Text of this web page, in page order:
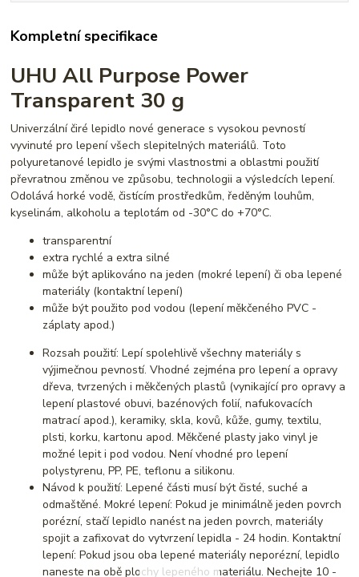
Kompletní specifikace
UHU All Purpose Power
Transparent 30 g
Univerzální čiré lepidlo nové generace s vysokou pevností
vyvinuté pro lepení všech slepitelných materiálů. Toto
polyuretanové lepidlo je svými vlastnostmi a oblastmi použití
převratnou změnou ve způsobu, technologii a výsledcích lepení.
Odolává horké vodě, čistícím prostředkům, ředěným louhům,
kyselinám, alkoholu a teplotám od -30°C do +70°C.
transparentní
extra rychlé a extra silné
může být aplikováno na jeden (mokré lepení) či oba lepené
materiály (kontaktní lepení)
může být použito pod vodou (lepení měkčeného PVC -
záplaty apod.)
Rozsah použití: Lepí spolehlivě všechny materiály s
výjimečnou pevností. Vhodné zejména pro lepení a opravy
dřeva, tvrzených i měkčených plastů (vynikající pro opravy a
lepení plastové obuvi, bazénových folií, nafukovacích
matrací apod.), keramiky, skla, kovů, kůže, gumy, textilu,
plsti, korku, kartonu apod. Měkčené plasty jako vinyl je
možné lepit i pod vodou. Není vhodné pro lepení
polystyrenu, PP, PE, teflonu a silikonu.
Návod k použití: Lepené části musí být čisté, suché a
odmaštěné. Mokré lepení: Pokud je minimálně jeden povrch
porézní, stačí lepidlo nanést na jeden povrch, materiály
spojit a zafixovat do vytvrzení lepidla - 24 hodin. Kontaktní
lepení: Pokud jsou oba lepené materiály neporézní, lepidlo
naneste na obě plochy lepeného materiálu. Nechejte 10 -